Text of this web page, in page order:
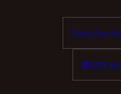
Enjoy tax-
歡迎在